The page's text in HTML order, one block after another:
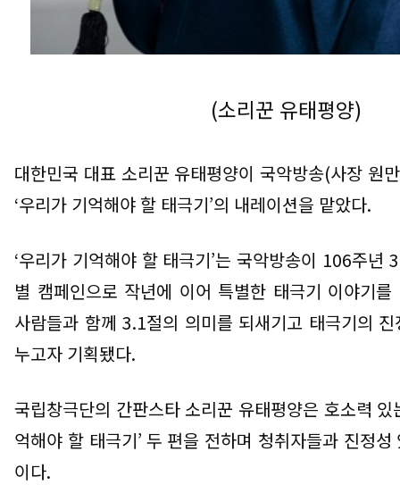
(소리꾼 유태평양)
대한민국 대표 소리꾼 유태평양이 국악방송(사장 원
‘우리가 기억해야 할 태극기’의 내레이션을 맡았다.
‘우리가 기억해야 할 태극기’는 국악방송이 106주년
별 캠페인으로 작년에 이어 특별한 태극기 이야기
사람들과 함께3.1절의 의미를 되새기고 태극기의
누고자 기획됐다.
국립창극단의 간판스타 소리꾼 유태평양은 호소력
억해야 할 태극기’ 두 편을 전하며 청취자들과 진정
이다.